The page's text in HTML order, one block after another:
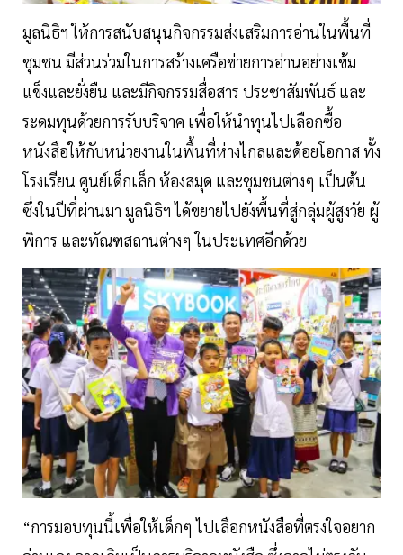
มูลนิธิฯ ให้การสนับสนุนกิจกรรมส่งเสริมการอ่านในพื้นที่
ชุมชน มีส่วนร่วมในการสร้างเครือข่ายการอ่านอย่างเข้ม
แข็งและยั่งยืน และมีกิจกรรมสื่อสาร ประชาสัมพันธ์ และ
ระดมทุนด้วยการรับบริจาค เพื่อให้นําทุนไปเลือกซื้อ
หนังสือให้กับหน่วยงานในพื้นที่ห่างไกลและด้อยโอกาส ทั้ง
โรงเรียน ศูนย์เด็กเล็ก ห้องสมุด และชุมชนต่างๆ เป็นต้น
ซึ่งในปีที่ผ่านมา มูลนิธิฯ ได้ขยายไปยังพื้นที่สู่กลุ่มผู้สูงวัย ผู้
พิการ และทัณฑสถานต่างๆ ในประเทศอีกด้วย
“การมอบทุนนี้เพื่อให้เด็กๆ ไปเลือกหนังสือที่ตรงใจอยาก